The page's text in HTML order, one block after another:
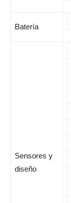
Batería
Sensores y
diseño